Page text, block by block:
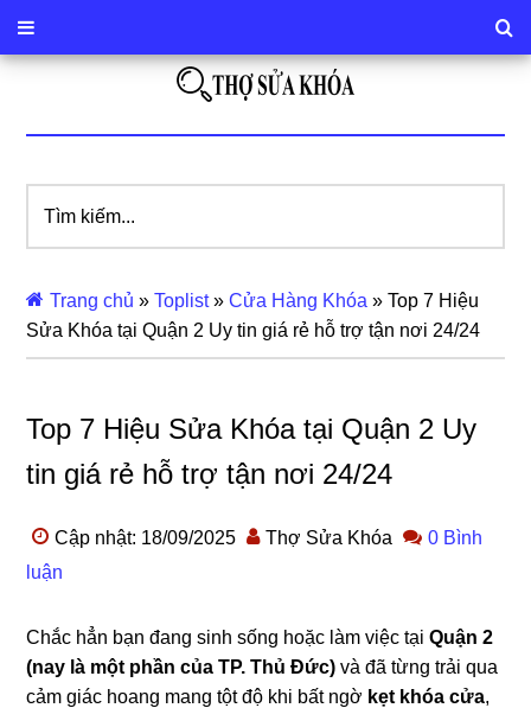
kiếm...
Trang chủ »Toplist»Cửa Hàng Khóa »Top 7 Hiệu
Sửa Khóa tại Quận 2 Uy tin giá rẻ hỗ trợ tận nơi 24/24
Top 7 Hiệu Sửa Khóa tại Quận 2 Uy
tin giá rẻ hỗ trợ tận nơi 24/24
Cập nhật: 18/09/2025 Thợ Sửa Khóa
0 Bình
luận
Chắc hẳn bạn đang sinh sống hoặc làm việc tạiQuận 2
(nay là một phần của TP. Thủ Đức) và đã từng trải qua
cảm giác hoang mang tột độ khi bất ngờ kẹt khóa cửa,